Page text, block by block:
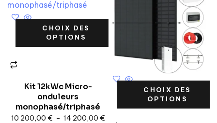
CHOIX DES
OPTIONS
Kit 12kWc Micro-
onduleurs
monophasé/triphasé
10 200,00 € – 14 200,00 €
CHOIX DES
OPTIONS